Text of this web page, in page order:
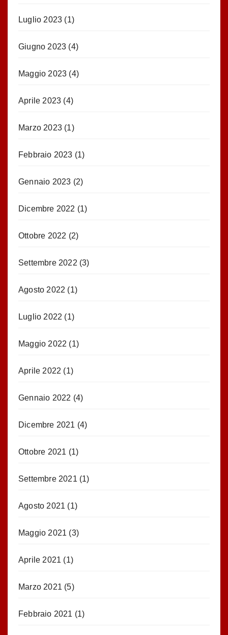
Luglio 2023 (1)
Giugno 2023 (4)
Maggio 2023 (4)
Aprile 2023 (4)
Marzo 2023 (1)
Febbraio 2023 (1)
Gennaio 2023 (2)
Dicembre 2022 (1)
Ottobre 2022 (2)
Settembre 2022 (3)
Agosto 2022 (1)
Luglio 2022 (1)
Maggio 2022 (1)
Aprile 2022 (1)
Gennaio 2022 (4)
Dicembre 2021 (4)
Ottobre 2021 (1)
Settembre 2021 (1)
Agosto 2021 (1)
Maggio 2021 (3)
Aprile 2021 (1)
Marzo 2021 (5)
Febbraio 2021 (1)